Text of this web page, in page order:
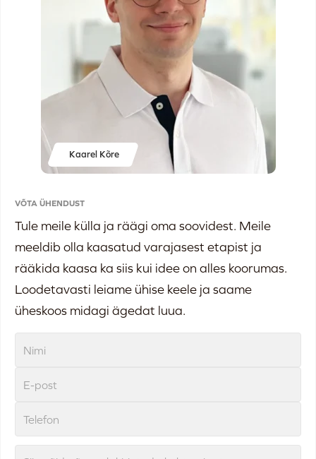
Kaarel Kõre
VÕTA ÜHENDUST
Tule meile külla ja räägi oma soovidest. Meile
meeldib olla kaasatud varajasest etapist ja
rääkida kaasa ka siis kui idee on alles koorumas.
Loodetavasti leiame ühise keele ja saame
üheskoos midagi ägedat luua.